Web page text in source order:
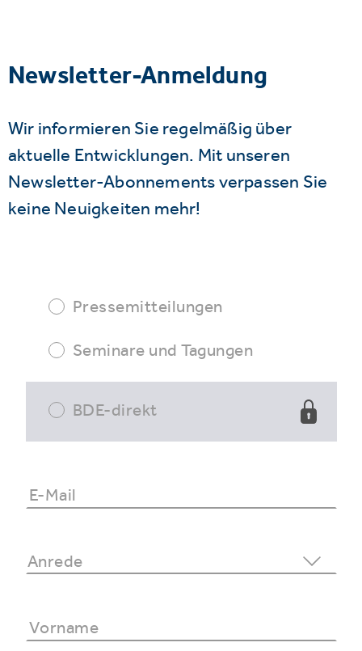
Newsletter-Anmeldung
Wir informieren Sie regelmäßig über
aktuelle Entwicklungen. Mit unseren
Newsletter-Abonnements verpassen Sie
keine Neuigkeiten mehr!
Pressemitteilungen
Seminare und Tagungen
BDE-direkt